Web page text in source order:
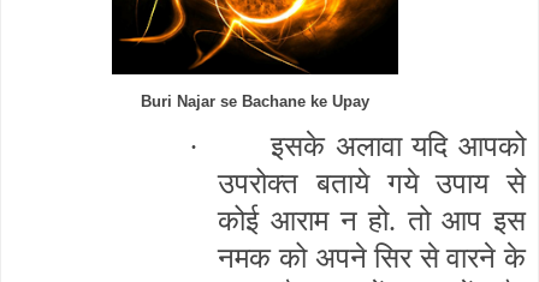
Buri Najar se Bachane ke Upay
·
इसके अलावा यदि आपको
उपरोक्त बताये गये उपाय से
कोई आराम न हो. तो आप इस
नमक को अपने सिर से वारने के